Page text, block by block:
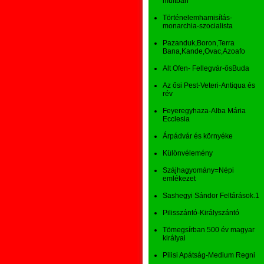
Történelemhamisítás-
monarchia-szocialista
Pazanduk,Boron,Terra
Bana,Kande,Ovac,Azoafo
Alt Ofen- Fellegvár-ősBuda
Az ősi Pest-Veteri-Antiqua és
rév
Feyeregyhaza-Alba Mária
Ecclesia
Árpádvár és környéke
Különvélemény
Szájhagyomány=Népi
emlékezet
Sashegyi Sándor Feltárások.1
Pilisszántó-Királyszántó
Tömegsírban 500 év magyar
királyai
Pilisi Apátság-Medium Regni